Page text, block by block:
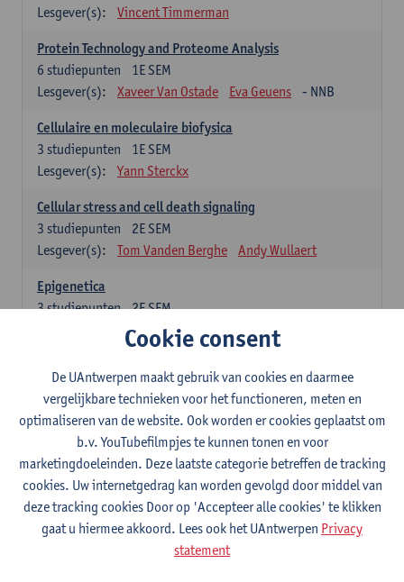
Lesgever(s):
Vincent Timmerman
Protein Technology and Proteome Analysis
1E SEM
6 studiepunten
Lesgever(s):
Xaveer Van Ostade Eva Geuens - NNB
Cellulaire en moleculaire biofysica
1E SEM
3 studiepunten
Lesgever(s):
Yann Sterckx
Cellular stress and cell death signaling
2E SEM
3 studiepunten
Lesgever(s):
Tom Vanden Berghe Andy Wullaert
Epigenetica
2E SEM
3studiepunten
Wim Vanden Berghe
2E SEM
studiepunten
Lesgever(s):
Erik Fransen Kris Laukens
Laboratory Animal Science (core module)
2E SEM
6studiepunten
Lesgever(s):
Chris Van Ginneken Debby Van Dam
Bio-ethics
Cookie consent
De UAntwerpen maakt gebruik van cookies en daarmee
vergelijkbare technieken voor het functioneren, meten en
optimaliseren van de website. Ook worden er cookies geplaatst om
b.v. YouTubefilmpjes te kunnen tonen en voor
marketingdoeleinden. Deze laatste categorie betreffen de tracking
cookies. Uw internetgedrag kan worden gevolgd door middel van
deze tracking cookies Door op 'Accepteer alle cookies' te klikken
gaat u hiermee akkoord. Lees ook het UAntwerpen Privacy
statement